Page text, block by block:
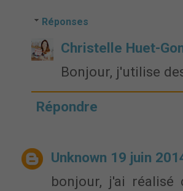
Réponses
Christelle Huet-
Bonjour, j'utilise
Répondre
Unknown 19 juin
bonjour, j'ai